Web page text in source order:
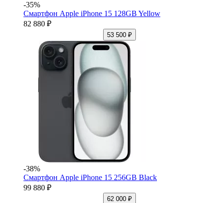
-35%
Смартфон Apple iPhone 15 128GB Yellow
82 880 ₽
53 500 ₽
-38%
Смартфон Apple iPhone 15 256GB Black
99 880 ₽
62 000 ₽